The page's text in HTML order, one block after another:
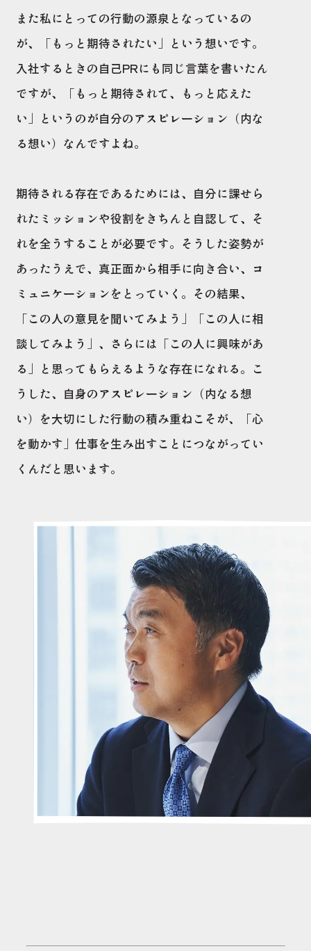
また私にとっての行動の源泉となっているの
が、「もっと期待されたい」という想いです。
入社するときの自己PRにも同じ言葉を書いたん
ですが、「もっと期待されて、もっと応えた
い」というのが自分のアスピレーション（内な
る想い）なんですよね。
期待される存在であるためには、自分に課せら
れたミッションや役割をきちんと自認して、そ
れを全うすることが必要です。そうした姿勢が
あったうえで、真正面から相手に向き合い、コ
ミュニケーションをとっていく。その結果、
「この人の意見を聞いてみよう」「この人に相
談してみよう」、さらには「この人に興味があ
る」と思ってもらえるような存在になれる。こ
うした、自身のアスピレーション（内なる想
い）を大切にした行動の積み重ねこそが、「心
を動かす」仕事を生み出すことにつながってい
くんだと思います。